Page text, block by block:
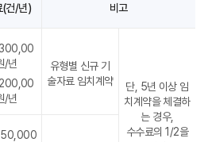
(건/년) 비고
/년
/년
유형별 신규 기
술자료 임치계약
단, 5년 이상 임
치계약을 체결하
는 경우,
수수료의 1/2을